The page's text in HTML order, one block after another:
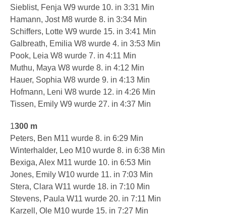
Sieblist, Fenja W9 wurde 10. in 3:31 Min
Hamann, Jost M8 wurde 8. in 3:34 Min
Schiffers, Lotte W9 wurde 15. in 3:41 Min
Galbreath, Emilia W8 wurde 4. in 3:53 Min
Pook, Leia W8 wurde 7. in 4:11 Min
Muthu, Maya W8 wurde 8. in 4:12 Min
Hauer, Sophia W8 wurde 9. in 4:13 Min
Hofmann, Leni W8 wurde 12. in 4:26 Min
Tissen, Emily W9 wurde 27. in 4:37 Min
1300 m
Peters, Ben M11 wurde 8. in 6:29 Min
Winterhalder, Leo M10 wurde 8. in 6:38 Min
Bexiga, Alex M11 wurde 10. in 6:53 Min
Jones, Emily W10 wurde 11. in 7:03 Min
Stera, Clara W11 wurde 18. in 7:10 Min
Stevens, Paula W11 wurde 20. in 7:11 Min
Karzell, Ole M10 wurde 15. in 7:27 Min